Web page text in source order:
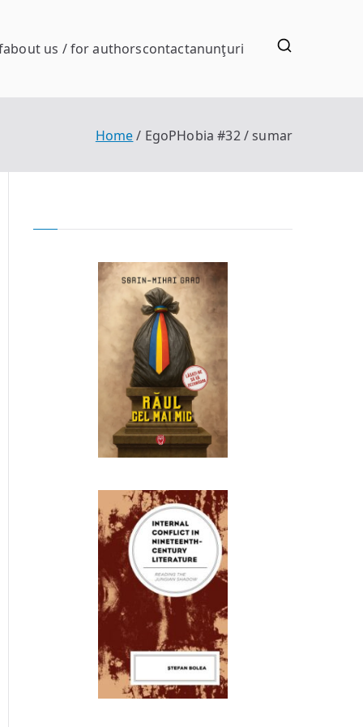
about us / for authorscontactanunţuri
Home EgoPHobia #32 / sumar